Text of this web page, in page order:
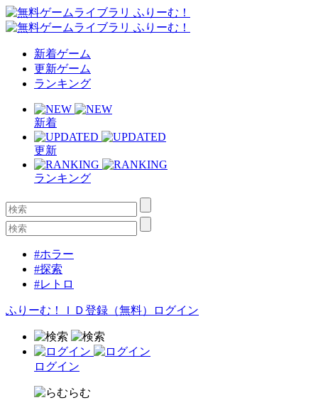
新着ゲーム
更新ゲーム
ランキング
新着
更新
ランキング
#ホラー
#探索
#レトロ
ふりーむ！ＩＤ登録（無料） ログイン
ログイン